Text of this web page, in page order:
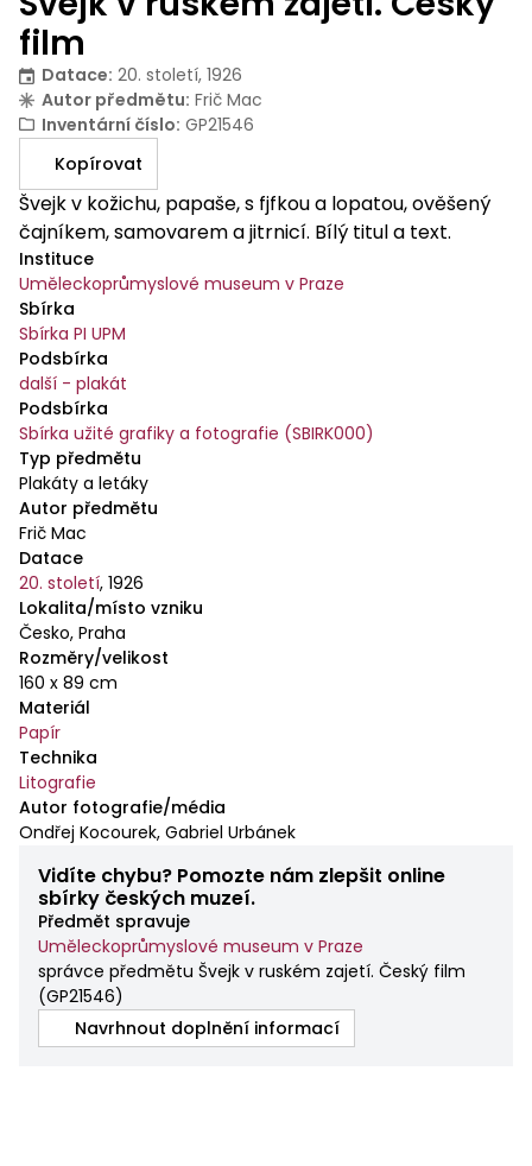
film
Datace: 20. století, 1926
Autor předmětu: Frič Mac
Inventární číslo: GP21546
Kopírovat
Švejk v kožichu, papaše, s fjfkou a lopatou, ověšený
čajníkem, samovarem a jitrnicí. Bílý titul a text.
Instituce
Uměleckoprůmyslové museum v Praze
Sbírka
Sbírka PI UPM
Podsbírka
další - plakát
Podsbírka
Sbírka užité grafiky a fotografie (SBIRK000)
Typ předmětu
Plakáty a letáky
Autor předmětu
Frič Mac
Datace
20. století, 1926
Lokalita/místo vzniku
Česko, Praha
Rozměry/velikost
160 x 89 cm
Materiál
Papír
Technika
Litografie
Autor fotografie/média
Ondřej Kocourek, Gabriel Urbánek
Vidíte chybu? Pomozte nám zlepšit online
sbírky českých muzeí.
Předmět spravuje
Uměleckoprůmyslové museum v Praze
správce předmětu Švejk v ruském zajetí. Český film
(GP21546)
Navrhnout doplnění informací